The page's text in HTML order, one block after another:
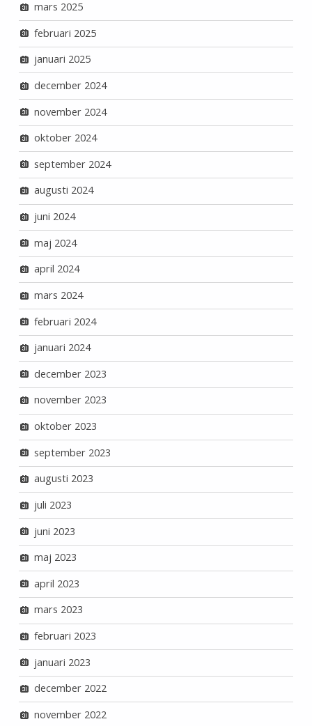
mars 2025
februari 2025
januari 2025
december 2024
november 2024
oktober 2024
september 2024
augusti 2024
juni 2024
maj 2024
april 2024
mars 2024
februari 2024
januari 2024
december 2023
november 2023
oktober 2023
september 2023
augusti 2023
juli 2023
juni 2023
maj 2023
april 2023
mars 2023
februari 2023
januari 2023
december 2022
november 2022